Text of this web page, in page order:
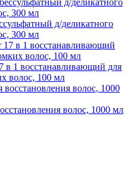
д/деликатного
300 мл
в 1 восстанавливающий для
волос, 100 мл
волос, 1000 мл